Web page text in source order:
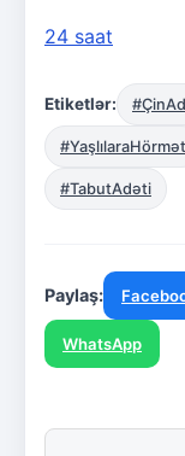
24 saat
Etiketlər:
#YaşlılaraHörmət
#TabutAdəti
Paylaş:
WhatsApp